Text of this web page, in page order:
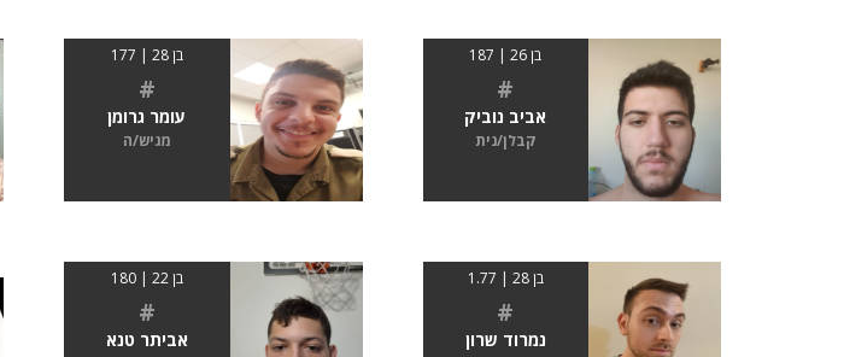
בן 26 | 187
#
אביב נוביק
קבלן/נית
בן 28 | 177
#
עומר גרומן
מגיש/ה
בן 28 | 1.77
#
נמרוד שרון
בן 22 | 180
#
אביתר טנא